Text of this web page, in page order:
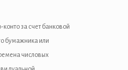
за счет банковой
бумажника или
числовых